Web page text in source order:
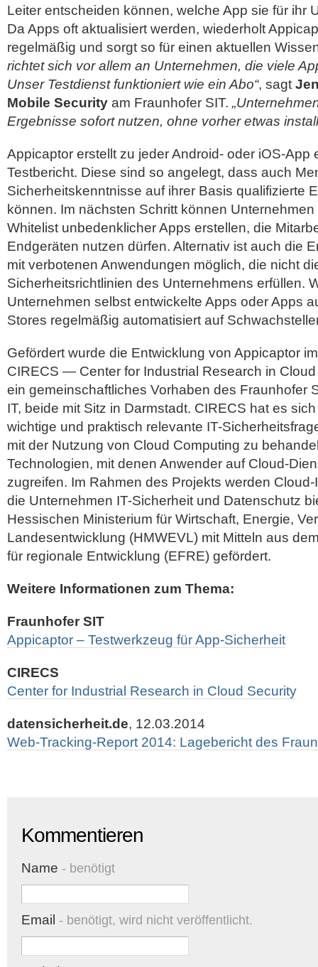
Leiter entscheiden können, welche App sie für ihr
Da Apps oft aktualisiert werden, wiederholt
regelmäßig und sorgt so für einen aktuellen
richtet sich vor allem an Unternehmen, die viele
Unser Testdienst funktioniert wie ein Abo“, sagt
Mobile Security am Fraunhofer SIT.
Ergebnisse sofort nutzen, ohne vorher etwas
Appicaptor erstellt zu jeder Android- oder iOS-App
Testbericht. Diese sind so angelegt, dass auch
Sicherheitskenntnisse auf ihrer Basis qualifizierte
können. Im nächsten Schritt können
Whitelist unbedenklicher Apps erstellen, die
Endgeräten nutzen dürfen. Alternativ ist auch die
mit verbotenen Anwendungen möglich, die nicht
Sicherheitsrichtlinien des Unternehmens erfüllen.
Unternehmen selbst entwickelte Apps oder Apps
Stores regelmäßig automatisiert auf
Gefördert wurde die Entwicklung von Appicaptor
CIRECS — Center for Industrial Research in
ein gemeinschaftliches Vorhaben des Fraunhofer
IT, beide mit Sitz in Darmstadt. CIRECS hat es
wichtige und praktisch relevante IT-
mit der Nutzung von Cloud Computing zu
Technologien, mit denen Anwender auf Cloud-
zugreifen. Im Rahmen des Projekts werden
die Unternehmen IT-Sicherheit und Datenschutz
Hessischen Ministerium für Wirtschaft, Energie,
Landesentwicklung (HMWEVL) mit Mitteln aus
für regionale Entwicklung (EFRE) gefördert.
Weitere Informationen zum Thema:
Fraunhofer SIT
Appicaptor – Testwerkzeug für App-Sicherheit
CIRECS
Center for Industrial Research in Cloud Security
datensicherheit.de, 12.03.2014
Web-Tracking-Report 2014: Lagebericht des
Kommentieren
Name - benötigt
Email - benötigt, wird nicht veröffentlicht.